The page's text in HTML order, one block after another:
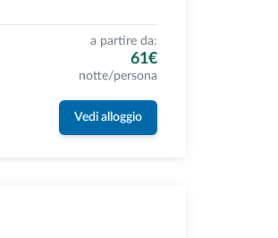
a partire da:
61€
notte/persona
Vedi alloggio